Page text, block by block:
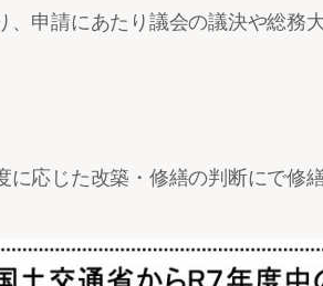
申請にあたり議会の議決や総務
応じた改築・修繕の判断にで修